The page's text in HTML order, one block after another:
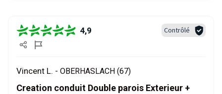
4,9 Contrôlé
Vincent L. - OBERHASLACH (67)
Creation conduit Double parois Exterieur +